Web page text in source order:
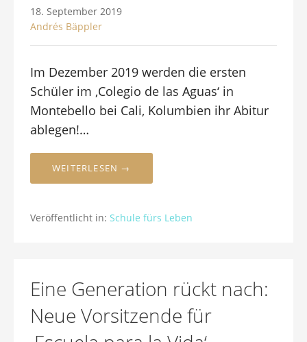
18. September 2019
Andrés Bäppler
Im Dezember 2019 werden die ersten
Schüler im ‚Colegio de las Aguas‘ in
Montebello bei Cali, Kolumbien ihr Abitur
ablegen!…
WEITERLESEN →
Veröffentlicht in: Schule fürs Leben
Eine Generation rückt nach:
Neue Vorsitzende für